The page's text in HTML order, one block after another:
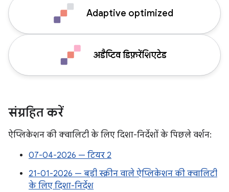
Adaptive optimized
अडैप्टिव डिफ़रेंशिएटेड
संग्रहित करें
ऐप्लिकेशन की क्वालिटी के लिए दिशा-निर्देशों के पिछले वर्शन:
07-04-2026 — टियर 2
21-01-2026 — बड़ी स्क्रीन वाले ऐप्लिकेशन की क्वालिटी
के लिए दिशा-निर्देश